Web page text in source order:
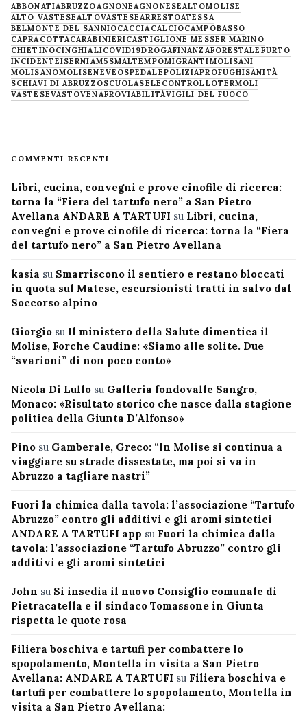
ABBONATIABRUZZOAGNONEAGNONESEALTOMOLISE
ALTO VASTESEALTOVASTESEARRESTOATESSA
BELMONTE DEL SANNIOCACCIA CALCIOCAMPOBASSO
CAPRACOTTACARABINIERICASTIGLIONE MESSER MARINO
CHIETINOCINGHIALICOVID19DROGAFINANZAFORESTALE FURTO
INCIDENTEISERNIAM5SMALTEMPOMIGRANTIMOLISANI
MOLISANOMOLISENEVE OSPEDALEPOLIZIAPROFUGHISANITÀ
SCHIAVI DI ABRUZZOSCUOLASELECONTROLLOTERMOLI
VASTESEVASTOVENAFROVIABILITÀVIGILI DEL FUOCO
COMMENTI RECENTI
Libri, cucina, convegni e prove cinofile di ricerca:
torna la “Fiera del tartufo nero” a San Pietro
Avellana ANDARE A TARTUFI su Libri, cucina,
convegni e prove cinofile di ricerca: torna la “Fiera
del tartufo nero” a San Pietro Avellana
kasia su Smarriscono il sentiero e restano bloccati
in quota sul Matese, escursionisti tratti in salvo dal
Soccorso alpino
Giorgio su Il ministero della Salute dimentica il
Molise, Forche Caudine: «Siamo alle solite. Due
“svarioni” di non poco conto»
Nicola Di Lullo su Galleria fondovalle Sangro,
Monaco: «Risultato storico che nasce dalla stagione
politica della Giunta D’Alfonso»
Pino su Gamberale, Greco: “In Molise si continua a
viaggiare su strade dissestate, ma poi si va in
Abruzzo a tagliare nastri”
Fuori la chimica dalla tavola: l’associazione “Tartufo
Abruzzo” contro gli additivi e gli aromi sintetici
ANDARE A TARTUFI app su Fuori la chimica dalla
tavola: l’associazione “Tartufo Abruzzo” contro gli
additivi e gli aromi sintetici
John su Si insedia il nuovo Consiglio comunale di
Pietracatella e il sindaco Tomassone in Giunta
rispetta le quote rosa
Filiera boschiva e tartufi per combattere lo
spopolamento, Montella in visita a San Pietro
Avellana: ANDARE A TARTUFI su Filiera boschiva e
tartufi per combattere lo spopolamento, Montella in
visita a San Pietro Avellana: